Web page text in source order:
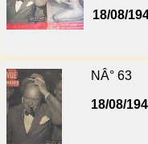
18/08/
NÂ° 63
18/08/